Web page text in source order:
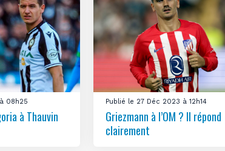
08h25
à Thauvin
Publié le 27 Déc 2023 à 12h14
Griezmann à l’OM ? Il répond
clairement